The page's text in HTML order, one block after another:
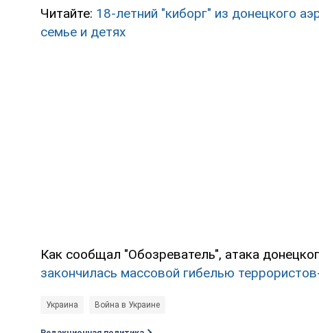
Читайте: 18-летний "киборг" из донецкого
семье и детях
Как сообщал "Обозреватель", атака
закончилась массовой гибелью
Украина Война в Украине